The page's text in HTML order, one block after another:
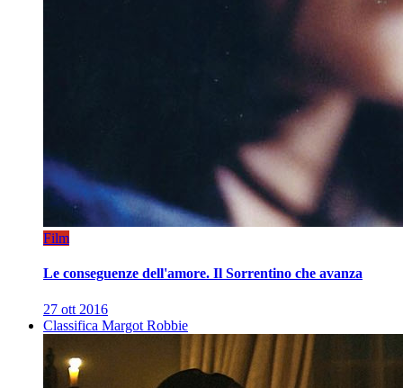
Film
Le conseguenze dell'amore. Il Sorrentino che avanza
27 ott 2016
Classifica Margot Robbie